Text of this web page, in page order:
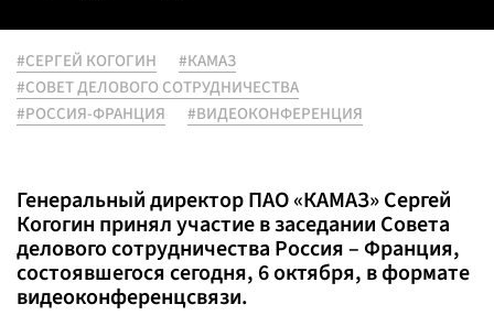
#СЕРГЕЙ КОГОГИН
#КАМАЗ
#СОВЕТ ДЕЛОВОГО СОТРУДНИЧЕСТВА
#РОССИЯ-ФРАНЦИЯ
#ВИДЕОКОНФЕРЕНЦИЯ
Генеральный директор ПАО «КАМАЗ» Сергей
Когогин принял участие в заседании Совета
делового сотрудничества Россия – Франция,
состоявшегося сегодня, 6 октября, в формате
видеоконференцсвязи.